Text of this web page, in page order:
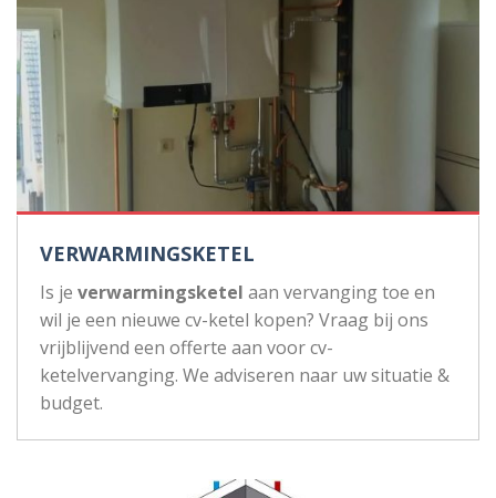
VERWARMINGSKETEL
Is je verwarmingsketel aan vervanging toe en
wil je een nieuwe cv-ketel kopen? Vraag bij ons
vrijblijvend een offerte aan voor cv-
ketelvervanging. We adviseren naar uw situatie &
budget.